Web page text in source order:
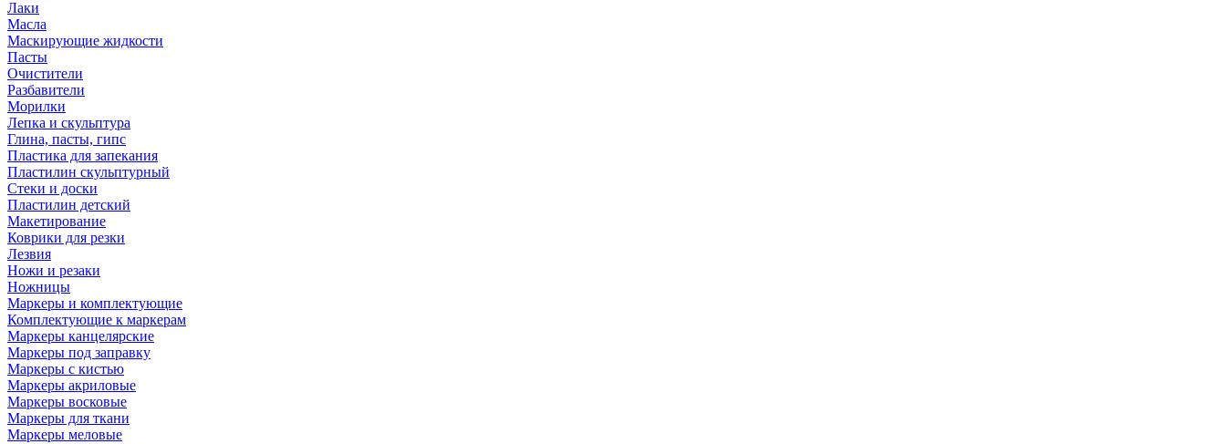
Лаки
Масла
Маскирующие жидкости
Пасты
Очистители
Разбавители
Морилки
Лепка и скульптура
Глина, пасты, гипс
Пластика для запекания
Пластилин скульптурный
Стеки и доски
Пластилин детский
Макетирование
Коврики для резки
Лезвия
Ножи и резаки
Ножницы
Маркеры и комплектующие
Комплектующие к маркерам
Маркеры канцелярские
Маркеры под заправку
Маркеры с кистью
Маркеры акриловые
Маркеры восковые
Маркеры для ткани
Маркеры меловые